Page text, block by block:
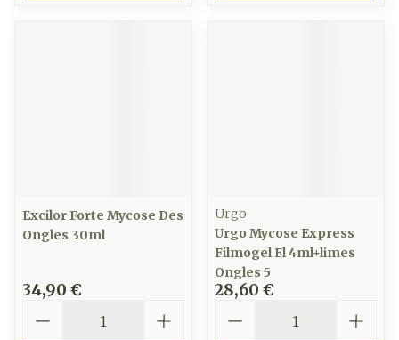
Excilor Forte Mycose Des
Ongles 30ml
34,90 €
Urgo
Urgo Mycose Express
Filmogel Fl 4ml+limes
Ongles 5
28,60 €